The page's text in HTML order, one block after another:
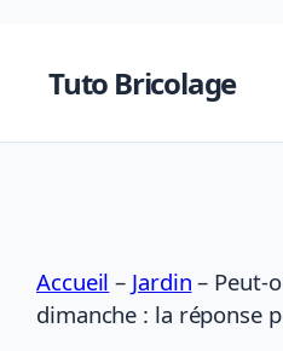
contenuTuto Bricolage
Accueil – Jardin – Peut-
dimanche : la réponse